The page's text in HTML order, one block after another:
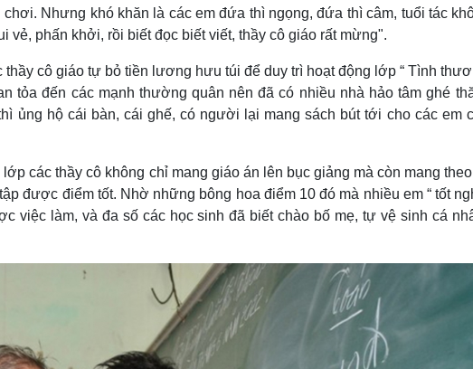
Nhưng khó khăn là các em đứa thì ngọng, đứa thì câm, tuổi tác
vẻ, phấn khởi, rồi biết đọc biết viết, thầy cô giáo rất mừng".
cô giáo tự bỏ tiền lương hưu túi để duy trì hoạt động lớp “ Tình
tỏa đến các mạnh thường quân nên đã có nhiều nhà hảo tâm ghé
ủng hộ cái bàn, cái ghế, có người lại mang sách bút tới cho các em
các thầy cô không chỉ mang giáo án lên bục giảng mà còn mang
được điểm tốt. Nhờ những bông hoa điểm 10 đó mà nhiều em “ tốt
việc làm, và đa số các học sinh đã biết chào bố mẹ, tự vệ sinh cá